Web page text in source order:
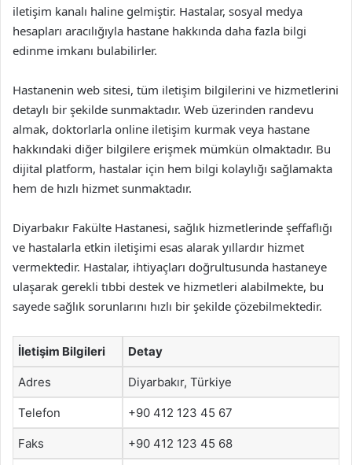
iletişim kanalı haline gelmiştir. Hastalar, sosyal medya
hesapları aracılığıyla hastane hakkında daha fazla bilgi
edinme imkanı bulabilirler.
Hastanenin web sitesi, tüm iletişim bilgilerini ve hizmetlerini
detaylı bir şekilde sunmaktadır. Web üzerinden randevu
almak, doktorlarla online iletişim kurmak veya hastane
hakkındaki diğer bilgilere erişmek mümkün olmaktadır. Bu
dijital platform, hastalar için hem bilgi kolaylığı sağlamakta
hem de hızlı hizmet sunmaktadır.
Diyarbakır Fakülte Hastanesi, sağlık hizmetlerinde şeffaflığı
ve hastalarla etkin iletişimi esas alarak yıllardır hizmet
vermektedir. Hastalar, ihtiyaçları doğrultusunda hastaneye
ulaşarak gerekli tıbbi destek ve hizmetleri alabilmekte, bu
sayede sağlık sorunlarını hızlı bir şekilde çözebilmektedir.
İletişim Bilgileri Detay
Adres Diyarbakır, Türkiye
Telefon +90 412 123 45 67
Faks +90 412 123 45 68